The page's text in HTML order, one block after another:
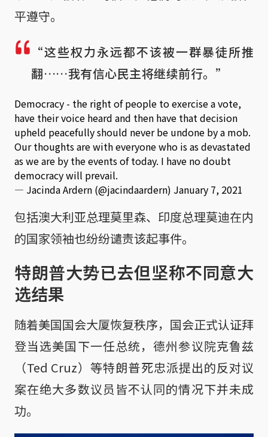
平遵守。
“这些权力永远都不该被一群暴徒所推
翻……我有信心民主将继续前行。”
Democracy - the right of people to exercise a vote,
have their voice heard and then have that decision
upheld peacefully should never be undone by a mob.
Our thoughts are with everyone who is as devastated
as we are by the events of today. I have no doubt
democracy will prevail.
— Jacinda Ardern (@jacindaardern) January 7, 2021
包括澳大利亚总理莫里森、印度总理莫迪在内
的国家领袖也纷纷谴责该起事件。
特朗普大势已去但坚称不同意大
选结果
随着美国国会大厦恢复秩序，国会正式认证拜
登当选美国下一任总统，德州参议院克鲁兹
（Ted Cruz）等特朗普死忠派提出的反对议
案在绝大多数议员皆不认同的情况下并未成
功。